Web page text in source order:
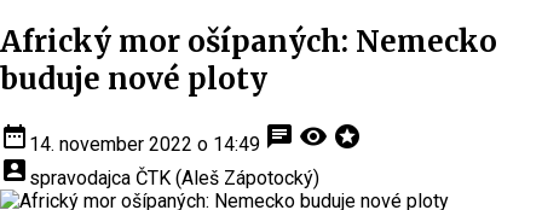
Africký mor ošípaných: Nemecko
buduje nové ploty
date_range 14. november 2022 o 14:49 chat visibility stars
account_box spravodajca ČTK (Aleš Zápotocký)